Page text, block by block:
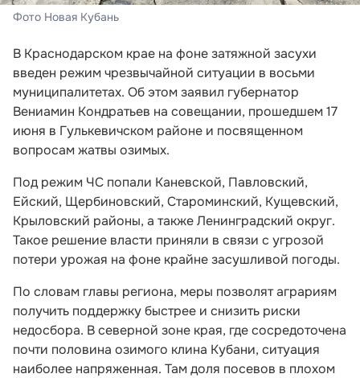
Фото Новая Кубань
В Краснодарском крае на фоне затяжной засухи
введен режим чрезвычайной ситуации в восьми
муниципалитетах. Об этом заявил губернатор
Вениамин Кондратьев на совещании, прошедшем 17
июня в Гулькевичском районе и посвященном
вопросам жатвы озимых.
Под режим ЧС попали Каневской, Павловский,
Ейский, Щербиновский, Староминский, Кущевский,
Крыловский районы, а также Ленинградский округ.
Такое решение власти приняли в связи с угрозой
потери урожая на фоне крайне засушливой погоды.
По словам главы региона, меры позволят аграриям
получить поддержку быстрее и снизить риски
недосбора. В северной зоне края, где сосредоточена
почти половина озимого клина Кубани, ситуация
наиболее напряженная. Там доля посевов в плохом